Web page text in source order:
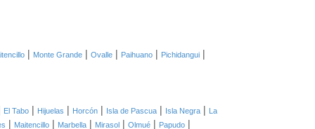
| Monte Grande | Ovalle | Paihuano | Pichidangui |
El Tabo | Hijuelas | Horcón | Isla de Pascua | Isla Negra | La
| Maitencillo | Marbella | Mirasol | Olmué | Papudo |